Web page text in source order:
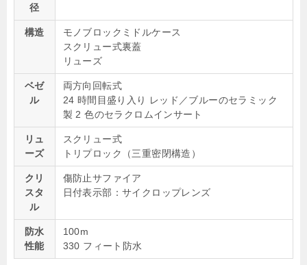
径
構造
モノブロックミドルケース
スクリュー式裏蓋
リューズ
ベゼ
ル
両方向回転式
24 時間目盛り入り レッド／ブルーのセラミック
製 2 色のセラクロムインサート
リュ
ーズ
スクリュー式
トリプロック（三重密閉構造）
クリ
スタ
ル
傷防止サファイア
日付表示部：サイクロップレンズ
防水
性能
100m
330 フィート防水